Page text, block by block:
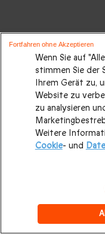
Wenn Sie auf
stimmen Sie der
Ihrem Gerät zu,
Website zu
zu analysieren
Weitere
Cookie- und
Fortfahren ohne Akzeptieren